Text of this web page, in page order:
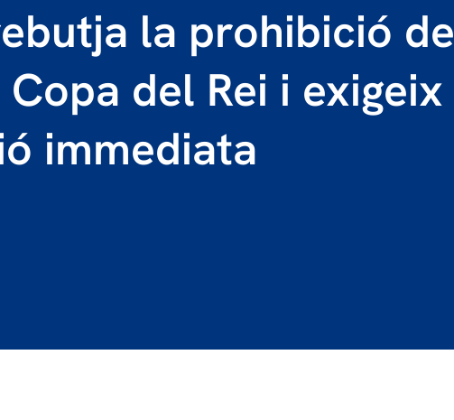
la prohibició de
del Rei i exigeix
immediata